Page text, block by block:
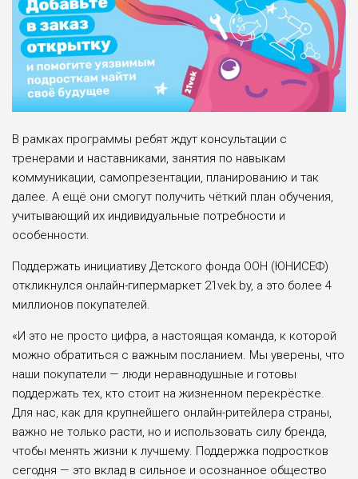
В рамках программы ребят ждут консультации с
тренерами и наставниками, занятия по навыкам
коммуникации, самопрезентации, планированию и так
далее. А ещё они смогут получить чёткий план обучения,
учитывающий их индивидуальные потребности и
особенности.
Поддержать инициативу Детского фонда ООН (ЮНИСЕФ)
откликнулся онлайн-гипермаркет 21vek.by, а это более 4
миллионов покупателей.
«И это не просто цифра, а настоящая команда, к которой
можно обратиться с важным посланием. Мы уверены, что
наши покупатели — люди неравнодушные и готовы
поддержать тех, кто стоит на жизненном перекрёстке.
Для нас, как для крупнейшего онлайн-ритейлера страны,
важно не только расти, но и использовать силу бренда,
чтобы менять жизни к лучшему. Поддержка подростков
сегодня — это вклад в сильное и осознанное общество